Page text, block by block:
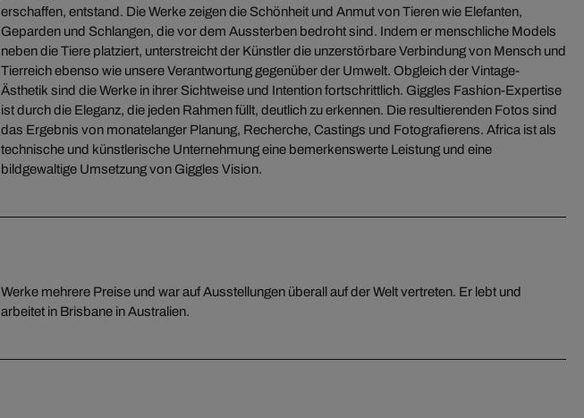
erschaffen, entstand. Die Werke zeigen die Schönheit und Anmut von Tieren wie Elefanten,
Geparden und Schlangen, die vor dem Aussterben bedroht sind. Indem er menschliche Models
neben die Tiere platziert, unterstreicht der Künstler die unzerstörbare Verbindung von Mensch und
Tierreich ebenso wie unsere Verantwortung gegenüber der Umwelt. Obgleich der Vintage-
Ästhetik sind die Werke in ihrer Sichtweise und Intention fortschrittlich. Giggles Fashion-Expertise
ist durch die Eleganz, die jeden Rahmen füllt, deutlich zu erkennen. Die resultierenden Fotos sind
das Ergebnis von monatelanger Planung, Recherche, Castings und Fotografierens. Africa ist als
technische und künstlerische Unternehmung eine bemerkenswerte Leistung und eine
bildgewaltige Umsetzung von Giggles Vision.
arbeitet in Brisbane in Australien.